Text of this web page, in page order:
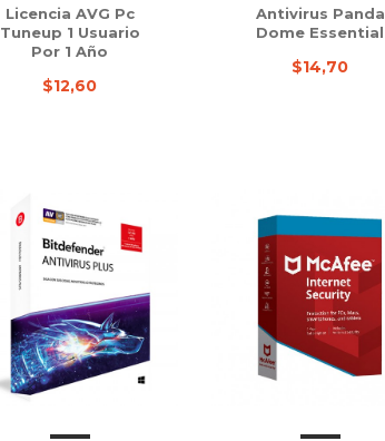
Licencia AVG Pc
Tuneup 1 Usuario
Por 1 Año
$12,60
Antivirus Panda
Dome Essential
$14,70